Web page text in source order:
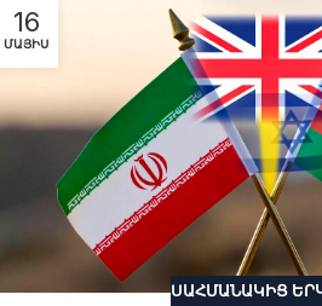
16
ՄԱՅԻՍ
ՍԱՀՄԱՆԱԿԻՑ